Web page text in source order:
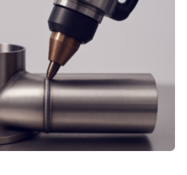
und erhält so mehr Kontrolle
der Bauteile. Die ebenfalls neue
dient dazu, die Software
Unternehmensprozesse
Augustin – Zur Messe FACHPACK
in Nürnberg…